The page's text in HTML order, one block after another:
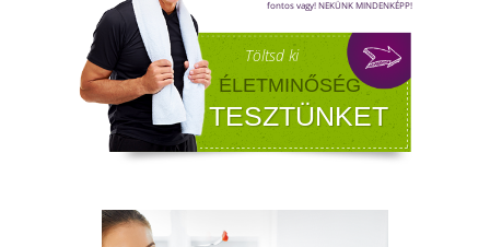
Az iskolakezdés sok családban nem
örömteli új kezdet, hanem egy stresszes
átállás. Ugyanakkor lehet jól csinálni!
Olvass tovább a tippekért!